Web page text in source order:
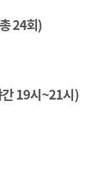
24회)
19시~21시)